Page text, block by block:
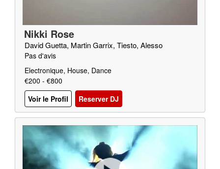
Nikki Rose
David Guetta, Martin Garrix, Tiesto, Alesso
Pas d'avis
Electronique, House, Dance
€200 - €800
Voir le Profil
Reserver DJ